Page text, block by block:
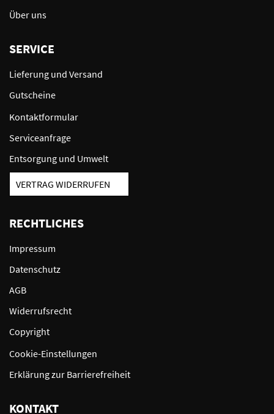
Über uns
SERVICE
Lieferung und Versand
Gutscheine
Kontaktformular
Serviceanfrage
Entsorgung und Umwelt
VERTRAG WIDERRUFEN
RECHTLICHES
Impressum
Datenschutz
AGB
Widerrufsrecht
Copyright
Cookie-Einstellungen
Erklärung zur Barrierefreiheit
KONTAKT